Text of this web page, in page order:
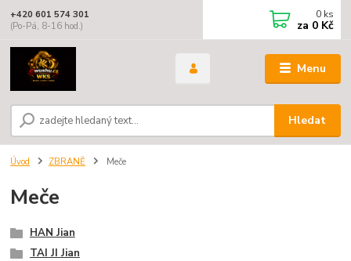
Menu
Hledat
+420 601 574 301
(Po-Pá, 8-16 hod.)
0 ks
za 0 Kč
Úvod ZBRANĚ Meče
Meče
HAN Jian
TAI JI Jian